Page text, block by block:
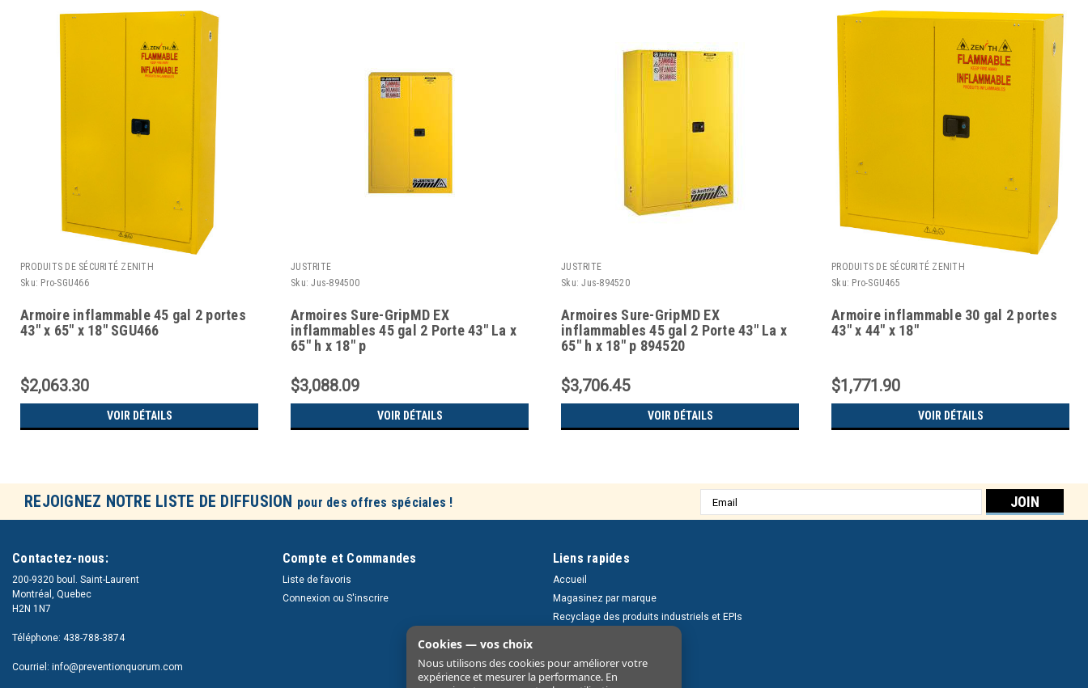
PRODUITS DE SÉCURITÉ ZENITH
Sku: Pro-SGU466
Armoire inflammable 45 gal 2 portes
43" x 65" x 18" SGU466
$2,063.30
VOIR DÉTAILS
JUSTRITE
Sku: Jus-894500
Armoires Sure-GripMD EX
inflammables 45 gal 2 Porte 43" La x
65" h x 18" p
$3,088.09
VOIR DÉTAILS
JUSTRITE
Sku: Jus-894520
Armoires Sure-GripMD EX
inflammables 45 gal 2 Porte 43" La x
65" h x 18" p 894520
$3,706.45
VOIR DÉTAILS
PRODUITS DE SÉCURITÉ ZENITH
Sku: Pro-SGU465
Armoire inflammable 30 gal 2 portes
43" x 44" x 18"
$1,771.90
VOIR DÉTAILS
REJOIGNEZ NOTRE LISTE DE DIFFUSION pour des offres spéciales !
Adresse
e-
Contactez-nous:
200-9320 boul. Saint-Laurent
Montréal, Quebec
H2N 1N7
Téléphone: 438-788-3874
Courriel: info@preventionquorum.com
Compte et Commandes
Liste de favoris
Connexion ou S'inscrire
Liens rapides
Accueil
Magasinez par marque
Recyclage des produits industriels et EPIs
Nous contacter
Cookies — vos choix
Nous utilisons des cookies pour améliorer votre
expérience et mesurer la performance. En